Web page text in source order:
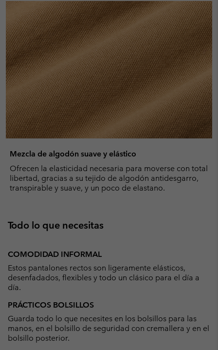
Mezcla de algodón suave y elástico
Ofrecen la elasticidad necesaria para moverse con total
libertad, gracias a su tejido de algodón antidesgarro,
transpirable y suave, y un poco de elastano.
Todo lo que necesitas
COMODIDAD INFORMAL
Estos pantalones rectos son ligeramente elásticos,
desenfadados, flexibles y todo un clásico para el día a
día.
PRÁCTICOS BOLSILLOS
Guarda todo lo que necesites en los bolsillos para las
manos, en el bolsillo de seguridad con cremallera y en el
bolsillo posterior.